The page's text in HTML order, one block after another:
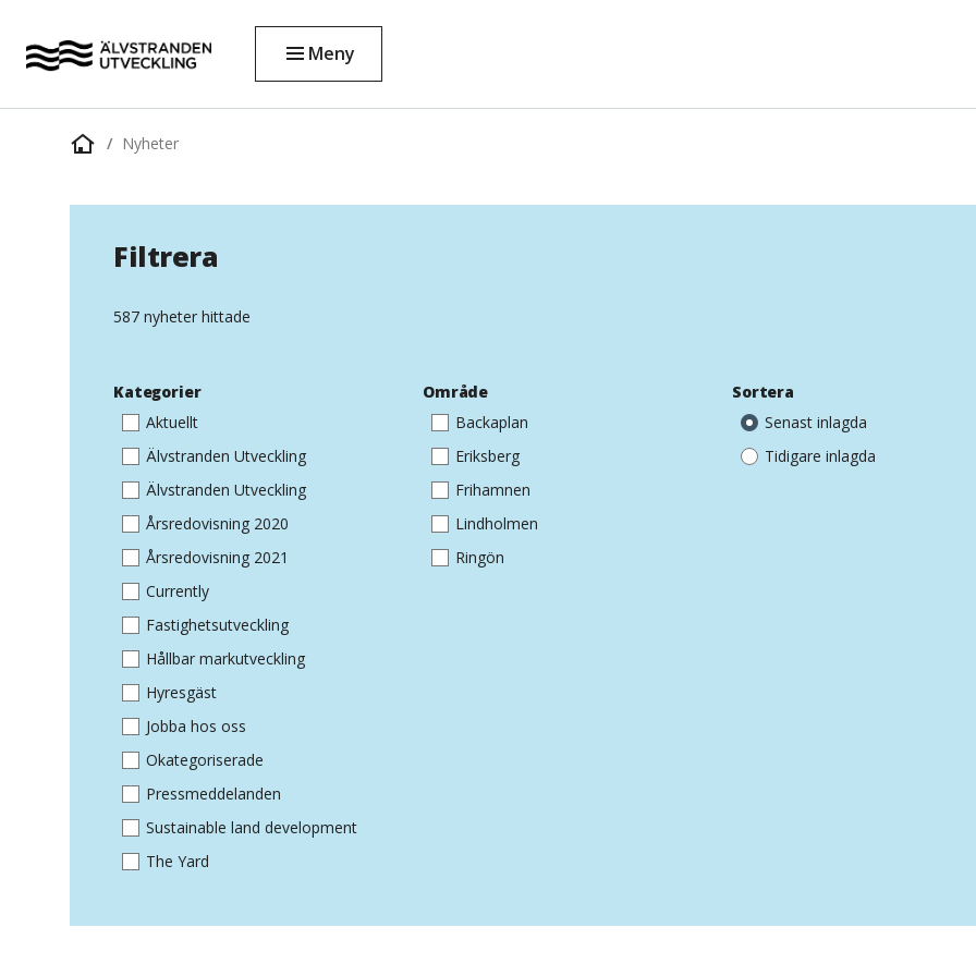
Meny
Startsida
Nyheter
Filtrera
587 nyheter hittade
Kategorier
Aktuellt
Älvstranden Utveckling
Älvstranden Utveckling
Årsredovisning 2020
Årsredovisning 2021
Currently
Fastighetsutveckling
Hållbar markutveckling
Hyresgäst
Jobba hos oss
Okategoriserade
Pressmeddelanden
Sustainable land development
The Yard
Område
Backaplan
Eriksberg
Frihamnen
Lindholmen
Ringön
Sortera
Senast inlagda
Tidigare inlagda